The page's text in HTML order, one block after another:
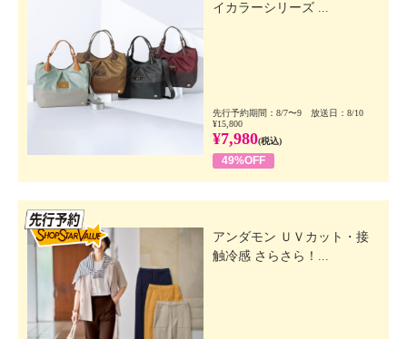
イカラーシリーズ ...
先行予約期間：8/7〜9 放送日：8/10
¥15,800
¥7,980(税込)
49%OFF
アンダモン ＵＶカット・接
触冷感 さらさら！...